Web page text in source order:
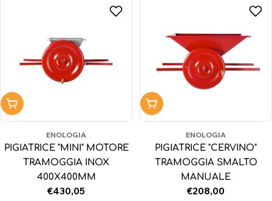
Aggiungi al carrello
ENOLOGIA
PIGIATRICE "MINI" MOTORE
TRAMOGGIA INOX
400X400MM
Prezzo
€430,05
Aggiungi al carrello
ENOLOGIA
PIGIATRICE "CERVINO"
TRAMOGGIA SMALTO
MANUALE
Prezzo
€208,00